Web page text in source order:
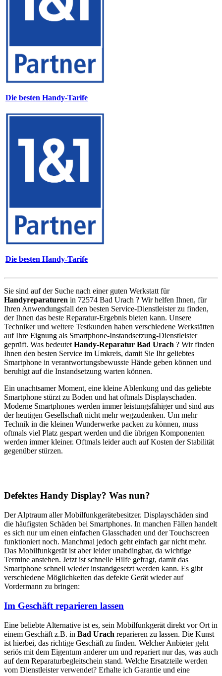
Die besten Handy-Tarife
Die besten Handy-Tarife
Sie sind auf der Suche nach einer guten Werkstatt für
Handyreparaturen in 72574 Bad Urach ? Wir helfen Ihnen, für
Ihren Anwendungsfall den besten Service-Dienstleister zu finden,
der Ihnen das beste Reparatur-Ergebnis bieten kann. Unsere
Techniker und weitere Testkunden haben verschiedene Werkstätten
auf Ihre Eignung als Smartphone-Instandsetzung-Dienstleister
geprüft. Was bedeutet Handy-Reparatur Bad Urach ? Wir finden
Ihnen den besten Service im Umkreis, damit Sie Ihr geliebtes
Smartphone in verantwortungsbewusste Hände geben können und
beruhigt auf die Instandsetzung warten können.
Ein unachtsamer Moment, eine kleine Ablenkung und das geliebte
Smartphone stürzt zu Boden und hat oftmals Displayschaden.
Moderne Smartphones werden immer leistungsfähiger und sind aus
der heutigen Gesellschaft nicht mehr wegzudenken. Um mehr
Technik in die kleinen Wunderwerke packen zu können, muss
oftmals viel Platz gespart werden und die übrigen Komponenten
werden immer kleiner. Oftmals leider auch auf Kosten der Stabilität
gegenüber stürzen.
Defektes Handy Display? Was nun?
Der Alptraum aller Mobilfunkgerätebesitzer. Displayschäden sind
die häufigsten Schäden bei Smartphones. In manchen Fällen handelt
es sich nur um einen einfachen Glasschaden und der Touchscreen
funktioniert noch. Manchmal jedoch geht einfach gar nicht mehr.
Das Mobilfunkgerät ist aber leider unabdingbar, da wichtige
Termine anstehen. Jetzt ist schnelle Hilfe gefragt, damit das
Smartphone schnell wieder instandgesetzt werden kann. Es gibt
verschiedene Möglichkeiten das defekte Gerät wieder auf
Vordermann zu bringen:
Im Geschäft reparieren lassen
Eine beliebte Alternative ist es, sein Mobilfunkgerät direkt vor Ort in
einem Geschäft z.B. in Bad Urach reparieren zu lassen. Die Kunst
ist hierbei, das richtige Geschäft zu finden. Welcher Anbieter geht
seriös mit dem Eigentum anderer um und repariert nur das, was auch
auf dem Reparaturbegleitschein stand. Welche Ersatzteile werden
vom Dienstleister verwendet? Erhalte ich Garantie und eine